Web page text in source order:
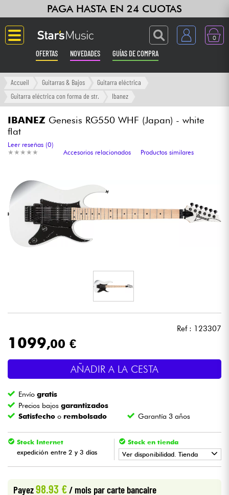
PAGA HASTA EN 24 CUOTAS
0
OFERTAS NOVEDADES GUÍAS DE COMPRA
Langue
Sintetizadores & samplers
Grabación
Auriculares
Luces
Batería y percusión
Vientos
Niños
Cables & Acces.
Accueil Guitarras & Bajos
Guitarra eléctrica
Guitarra eléctrica con forma de str.
Ibanez
IBANEZ Genesis RG550 WHF (Japan) - white
flat
★ ★ ★ ★ ★
★ ★ ★ ★ ★
Leer reseñas (0)
Accesorios relacionados
Productos similares
Ref : 123307
1099,00 €
AÑADIR A LA CESTA
Envíogratis
Precios bajosgarantizados
Satisfecho o rembolsado Garantía 3 años
Stock Internet
expedición entre 2 y 3 días
Stock en tienda
Ver disponibilidad. Tienda
Payez98.93 € / mois par carte bancaire